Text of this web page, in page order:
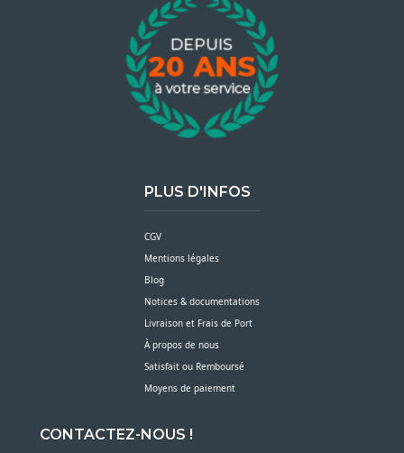
PLUS D'INFOS
CGV
Mentions légales
Blog
Notices & documentations
Livraison et Frais de Port
À propos de nous
Satisfait ou Remboursé
Moyens de paiement
CONTACTEZ-NOUS !